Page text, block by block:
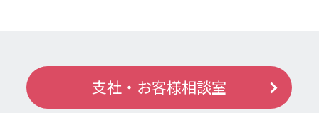
支社・お客様相談室